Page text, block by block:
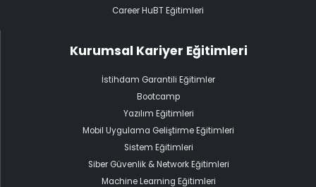
Career HuBT Eğitimleri
Kurumsal Kariyer Eğitimleri
İstihdam Garantili Eğitimler
Bootcamp
Yazılım Eğitimleri
Mobil Uygulama Geliştirme Eğitimleri
Sistem Eğitimleri
Siber Güvenlik & Network Eğitimleri
Machine Learning Eğitimleri